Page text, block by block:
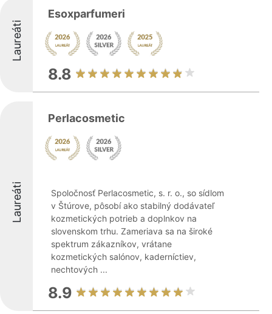
Laureáti
Esoxparfumeri
8.8
Laureáti
Perlacosmetic
Spoločnosť Perlacosmetic, s. r. o., so sídlom
v Štúrove, pôsobí ako stabilný dodávateľ
kozmetických potrieb a doplnkov na
slovenskom trhu. Zameriava sa na široké
spektrum zákazníkov, vrátane
kozmetických salónov, kaderníctiev,
nechtových ...
8.9